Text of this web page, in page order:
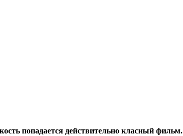
попадается действительно класный фильм.